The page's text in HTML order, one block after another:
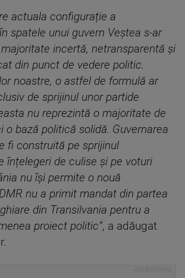
actuala configurație a
spatele unui guvern Veștea s-ar
incertă, netransparentă și
din punct de vedere politic.
noastre, o astfel de formulă ar
de sprijinul unor partide
nu reprezintă o majoritate de
o bază politică solidă. Guvernarea
fi construită pe sprijinul
înțelegeri de culise și pe voturi
nu își permite o nouă
nu a primit mandat din partea
din Transilvania pentru a
proiect politic”, a adăugat